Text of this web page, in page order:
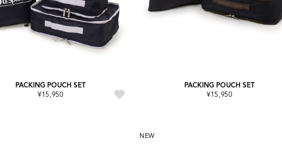
PACKING POUCH SET
¥15,950
PACKING POUCH SET
¥15,950
NEW